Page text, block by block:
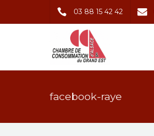
03 88 15 42 42
facebook-raye